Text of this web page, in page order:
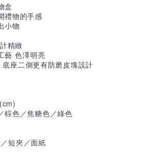
盒
禮物的手感
小物
精緻
藝 色澤明亮
座二側更有防磨皮塊設計
棕色／焦糖色／綠色
短夾／面紙